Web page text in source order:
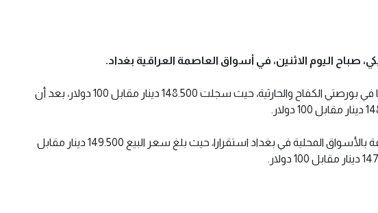
صباح اليوم الاثنين، في أسواق العاصمة العراقية بغداد.
وشهدت أسعار الدولار ببغداد ارتفاعا في بورصتي الكفاح والحارثية، حيث سجلت 148.500 دينار مقابل 100 دولار، بعد أن
وسجلت أسعار البيع في محال الصيرفة بالأسواق المحلية في بغداد استقرارا، حيث بلغ سعر البيع 149.500 دينار مقابل